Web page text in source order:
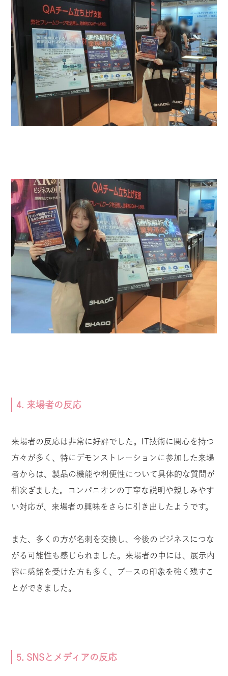
4. 来場者の反応
来場者の反応は非常に好評でした。IT技術に関心を持つ
方々が多く、特にデモンストレーションに参加した来場
者からは、製品の機能や利便性について具体的な質問が
相次ぎました。コンパニオンの丁寧な説明や親しみやす
い対応が、来場者の興味をさらに引き出したようです。
また、多くの方が名刺を交換し、今後のビジネスにつな
がる可能性も感じられました。来場者の中には、展示内
容に感銘を受けた方も多く、ブースの印象を強く残すこ
とができました。
5. SNSとメディアの反応